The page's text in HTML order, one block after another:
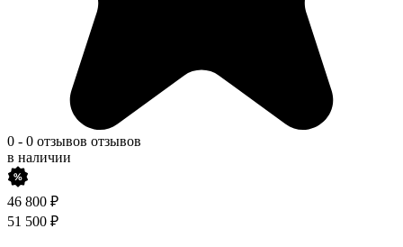
0 - 0 отзывов отзывов
в наличии
46 800 ₽
51 500 ₽